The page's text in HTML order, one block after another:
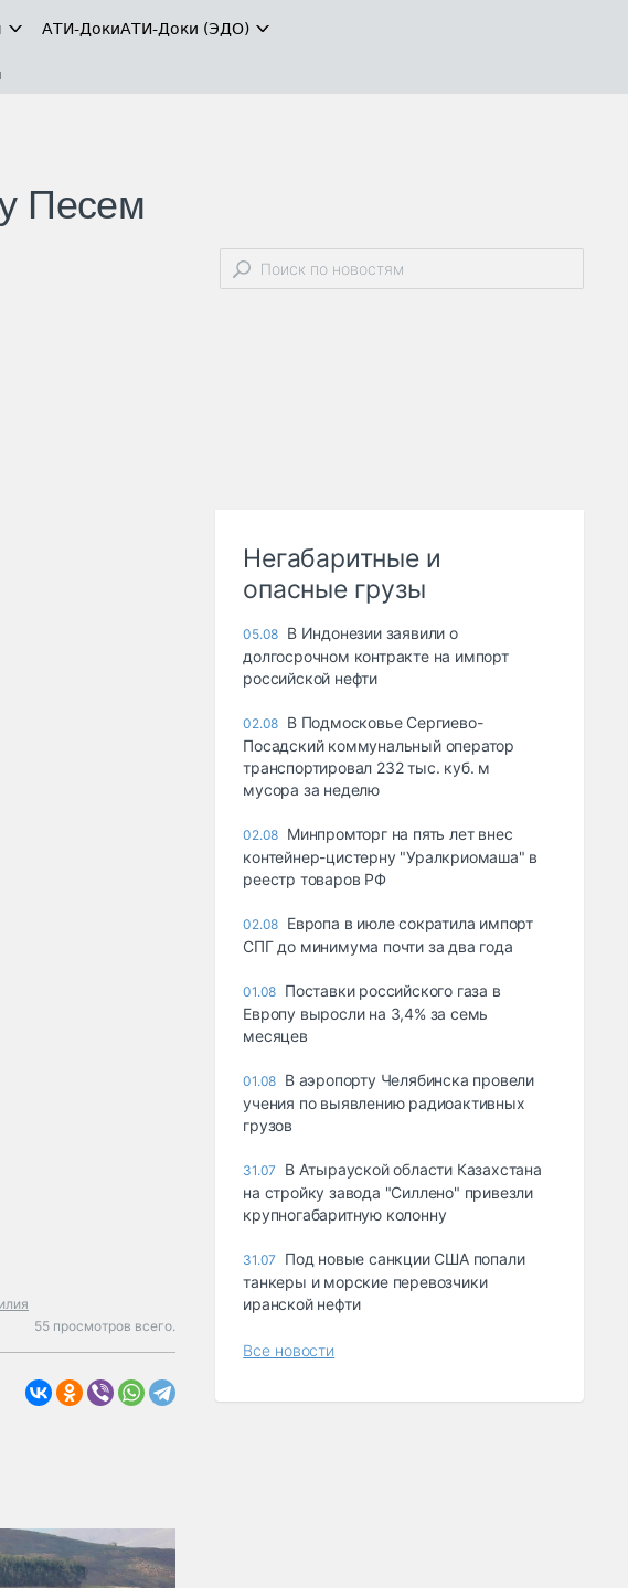
АТИ-ДокиАТИ-Доки (ЭДО)
Песем
55 просмотров всего.
Негабаритные и
опасные грузы
05.08 В Индонезии заявили о
долгосрочном контракте на импорт
российской нефти
02.08 В Подмосковье Сергиево-
Посадский коммунальный оператор
транспортировал 232 тыс. куб. м
мусора за неделю
02.08 Минпромторг на пять лет внес
контейнер-цистерну "Уралкриомаша" в
реестр товаров РФ
02.08 Европа в июле сократила импорт
СПГ до минимума почти за два года
01.08 Поставки российского газа в
Европу выросли на 3,4% за семь
месяцев
01.08 В аэропорту Челябинска провели
учения по выявлению радиоактивных
грузов
31.07
В Атырауской области Казахстана
на стройку завода "Силлено" привезли
крупногабаритную колонну
31.07
Под новые санкции США попали
танкеры и морские перевозчики
иранской нефти
Все новости